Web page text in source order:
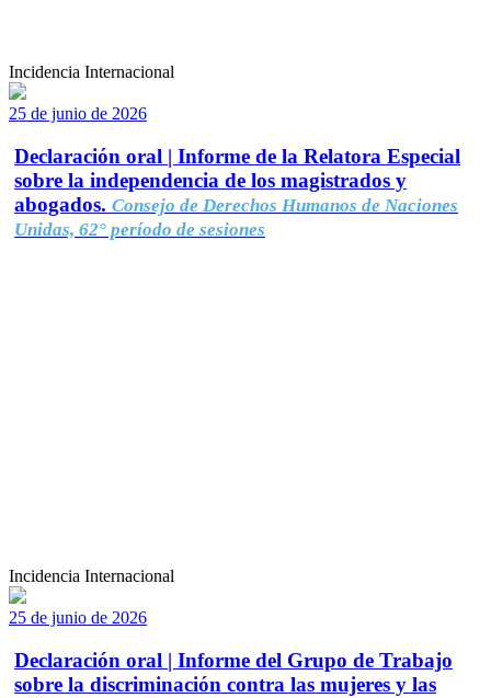
Incidencia Internacional
25 de junio de 2026
Declaración oral | Informe de la Relatora Especial
sobre la independencia de los magistrados y
abogados. Consejo de Derechos Humanos de Naciones
Unidas, 62° período de sesiones
Incidencia Internacional
25 de junio de 2026
Declaración oral | Informe del Grupo de Trabajo
sobre la discriminación contra las mujeres y las